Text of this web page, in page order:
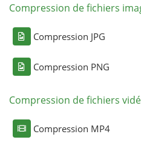
Compression de fichiers
Compression JPG
Compression PNG
Compression de fichiers
Compression MP4